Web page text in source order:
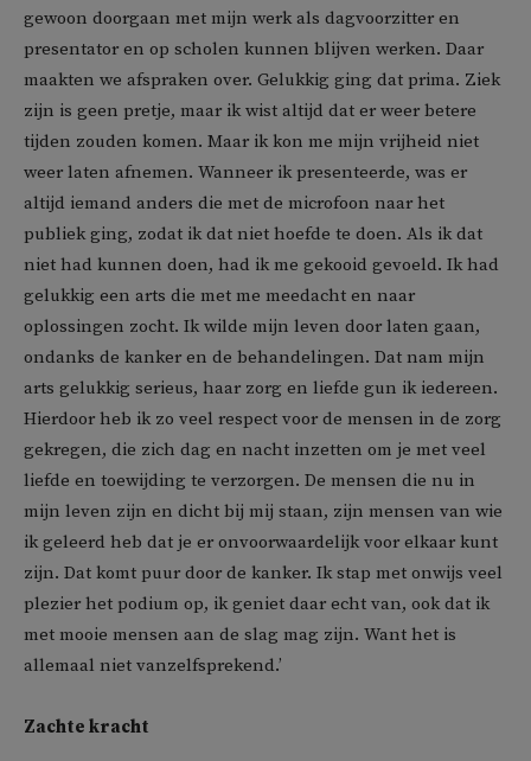
gewoon doorgaan met mijn werk als dagvoorzitter en
presentator en op scholen kunnen blijven werken. Daar
maakten we afspraken over. Gelukkig ging dat prima. Ziek
zijn is geen pretje, maar ik wist altijd dat er weer betere
tijden zouden komen. Maar ik kon me mijn vrijheid niet
weer laten afnemen. Wanneer ik presenteerde, was er
altijd iemand anders die met de microfoon naar het
publiek ging, zodat ik dat niet hoefde te doen. Als ik dat
niet had kunnen doen, had ik me gekooid gevoeld. Ik had
gelukkig een arts die met me meedacht en naar
oplossingen zocht. Ik wilde mijn leven door laten gaan,
ondanks de kanker en de behandelingen. Dat nam mijn
arts gelukkig serieus, haar zorg en liefde gun ik iedereen.
Hierdoor heb ik zo veel respect voor de mensen in de zorg
gekregen, die zich dag en nacht inzetten om je met veel
liefde en toewijding te verzorgen. De mensen die nu in
mijn leven zijn en dicht bij mij staan, zijn mensen van wie
ik geleerd heb dat je er onvoorwaardelijk voor elkaar kunt
zijn. Dat komt puur door de kanker. Ik stap met onwijs veel
plezier het podium op, ik geniet daar echt van, ook dat ik
met mooie mensen aan de slag mag zijn. Want het is
allemaal niet vanzelfsprekend.’
Zachte kracht